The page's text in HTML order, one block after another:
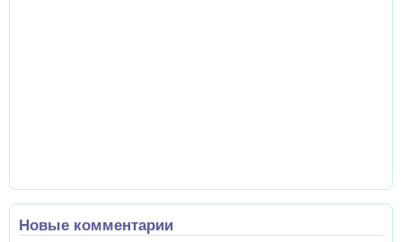
Новые комментарии